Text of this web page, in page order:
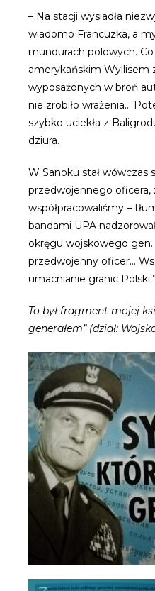
– Na stacji wysiadła
wiadomo Francuzka, a
mundurach polowych.
amerykańskim Wyllisem
wyposażonych w broń
nie zrobiło wrażenia…
szybko uciekła z
dziura.
W Sanoku stał wówczas
przedwojennego oficera,
współpracowaliśmy –
bandami UPA
okręgu wojskowego
przedwojenny oficer…
umacnianie granic Polski.”
To był fragment mojej
generałem” (dział: